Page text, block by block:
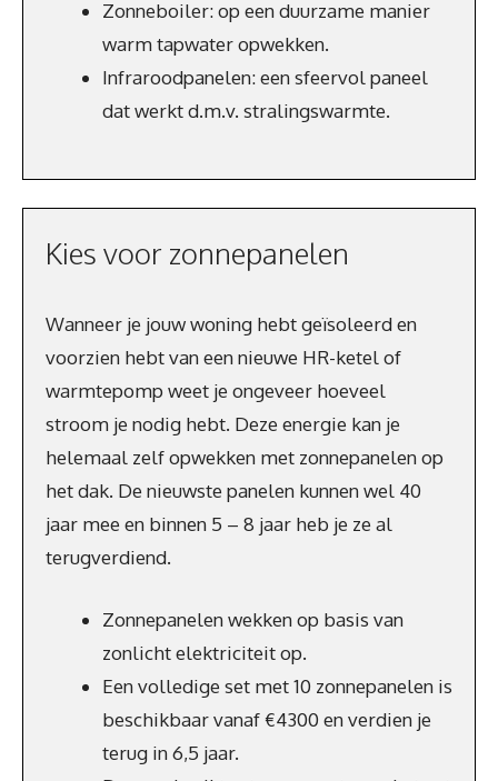
Zonneboiler: op een duurzame manier
warm tapwater opwekken.
Infraroodpanelen: een sfeervol paneel
dat werkt d.m.v. stralingswarmte.
Kies voor zonnepanelen
Wanneer je jouw woning hebt geïsoleerd en
voorzien hebt van een nieuwe HR-ketel of
warmtepomp weet je ongeveer hoeveel
stroom je nodig hebt. Deze energie kan je
helemaal zelf opwekken met zonnepanelen op
het dak. De nieuwste panelen kunnen wel 40
jaar mee en binnen 5 – 8 jaar heb je ze al
terugverdiend.
Zonnepanelen wekken op basis van
zonlicht elektriciteit op.
Een volledige set met 10 zonnepanelen is
beschikbaar vanaf €4300 en verdien je
terug in 6,5 jaar.